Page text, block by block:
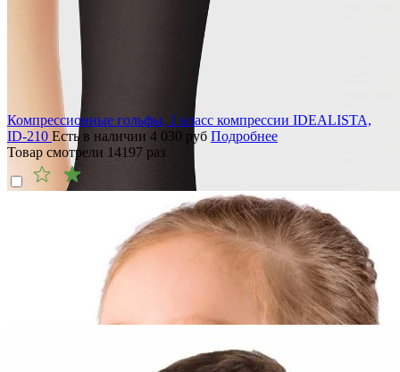
Компрессионные гольфы, 1 класс компрессии IDEALISTA,
ID-210 Есть в наличии 4 030 руб Подробнее
Товар смотрели 14197 раз